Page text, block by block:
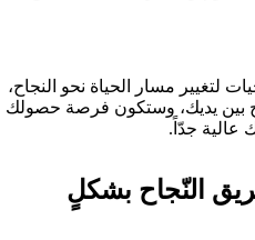
لتغيير مسار الحياة نحو النجاح،
بين يديك، وستكون فرصة حصولك
عالية جدّاً.
النّجاح بشكلٍ